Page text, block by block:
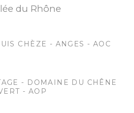
du Rhône
CHÈZE - ANGES - AOC
- DOMAINE DU CHÊNE
- AOP